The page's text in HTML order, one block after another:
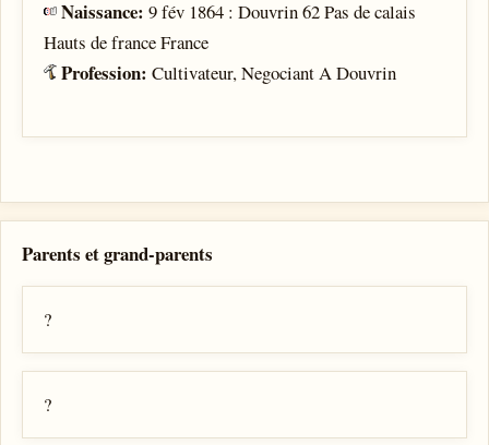
Naissance:9 fév 1864 : Douvrin 62 Pas de calais
Hauts de france France
Profession:Cultivateur, Negociant A Douvrin
Parents et grand-parents
?
?